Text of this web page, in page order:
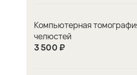
Компьютерная
челюстей
3 500 ₽